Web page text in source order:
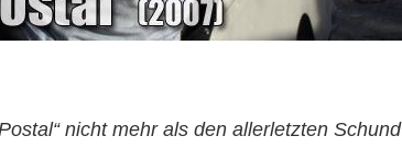
nicht mehr als den allerletzten Schund